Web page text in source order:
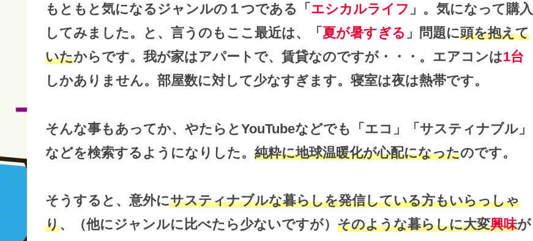
もともと気になるジャンルの１つである「 エシカルライフ 」。気になって購入
してみました。と、言うのもここ最近は、「 夏が暑すぎる 」問題に頭を抱えて
いたからです。我が家はアパートで、賃貸なのですが・・・。エアコンは1台
しかありません。部屋数に対して少なすぎます。寝室は夜は熱帯です。
そんな事もあってか、やたらとYouTubeなどでも「エコ」「サスティナブル」
などを検索するようになりした。 純粋に地球温暖化が心配になったのです。
そうすると、意外にサスティナブルな暮らしを発信している方もいらっしゃ
り、（他にジャンルに比べたら少ないですが） そのような暮らしに大変興味が